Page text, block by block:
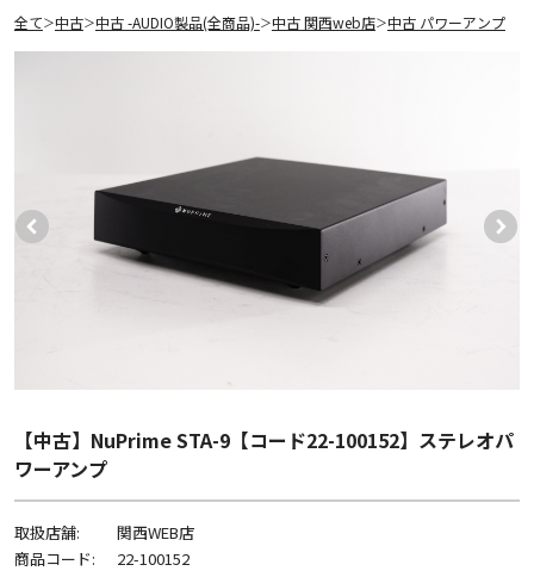
全て＞中古＞中古 -AUDIO製品(全商品)-＞中古 関西web店＞中古 パワーアンプ
【中古】NuPrime STA-9【コード22-100152】ステレオパ
ワーアンプ
取扱店舗:
関西WEB店
商品コード:
22-100152